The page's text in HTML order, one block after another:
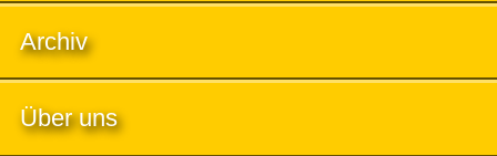
Archiv
Über uns